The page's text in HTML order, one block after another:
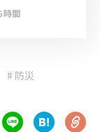
時間
ハック
# 大雨
# 防災